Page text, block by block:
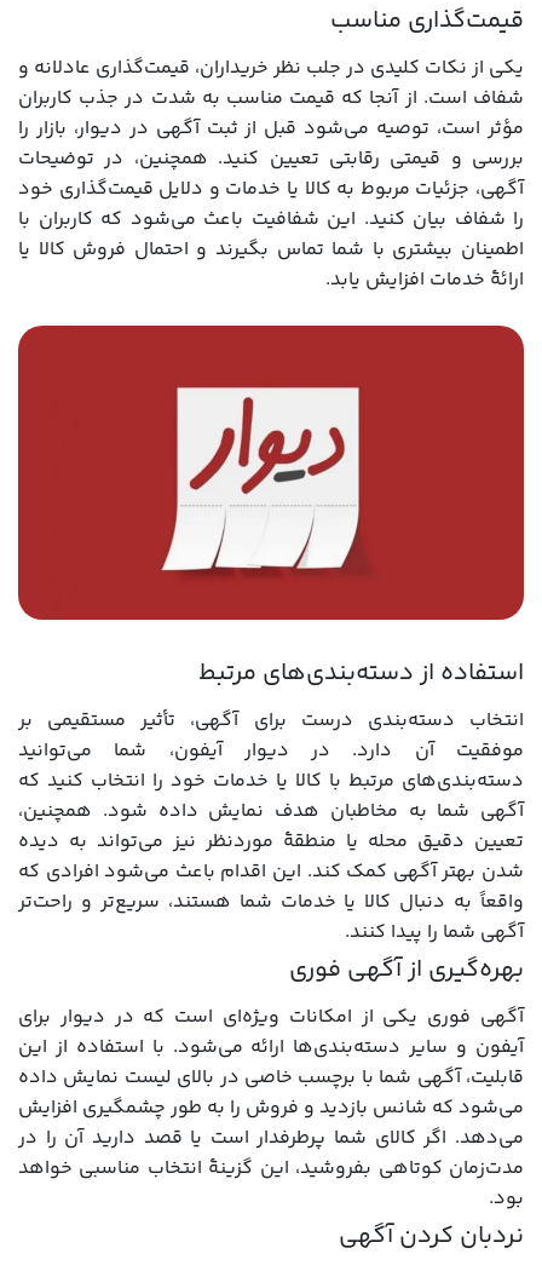
قیمت‌گذاری مناسب
یکی از نکات کلیدی در جلب نظر خریداران، قیمت‌گذاری عادلانه و
شفاف است. از آنجا که قیمت مناسب به شدت در جذب کاربران
مؤثر است، توصیه می‌شود قبل از ثبت آگهی در دیوار، بازار را
بررسی و قیمتی رقابتی تعیین کنید. همچنین، در توضیحات
آگهی، جزئیات مربوط به کالا یا خدمات و دلایل قیمت‌گذاری خود
را شفاف بیان کنید. این شفافیت باعث می‌شود که کاربران با
اطمینان بیشتری با شما تماس بگیرند و احتمال فروش کالا یا
ارائۀ خدمات افزایش یابد.
استفاده از دسته‌بندی‌های مرتبط
انتخاب دسته‌بندی درست برای آگهی، تأثیر مستقیمی بر
موفقیت آن دارد. در دیوار آیفون، شما می‌توانید
دسته‌بندی‌های مرتبط با کالا یا خدمات خود را انتخاب کنید که
آگهی شما به مخاطبان هدف نمایش داده شود. همچنین،
تعیین دقیق محله یا منطقۀ موردنظر نیز می‌تواند به دیده
شدن بهتر آگهی کمک کند. این اقدام باعث می‌شود افرادی که
واقعاً به دنبال کالا یا خدمات شما هستند، سریع‌تر و راحت‌تر
آگهی شما را پیدا کنند.
بهره‌گیری از آگهی فوری
آگهی فوری یکی از امکانات ویژه‌ای است که در دیوار برای
آیفون و سایر دسته‌بندی‌ها ارائه می‌شود. با استفاده از این
قابلیت، آگهی شما با برچسب خاصی در بالای لیست نمایش داده
می‌شود که شانس بازدید و فروش را به طور چشمگیری افزایش
می‌دهد. اگر کالای شما پرطرفدار است یا قصد دارید آن را در
مدت‌زمان کوتاهی بفروشید، این گزینۀ انتخاب مناسبی خواهد
بود.
نردبان کردن آگهی